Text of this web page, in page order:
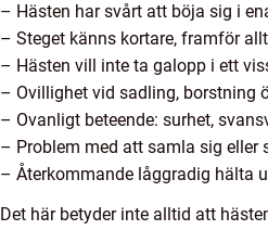
– Hästen har svårt att böja sig i
– Steget känns kortare, framför
– Hästen vill inte ta galopp i ett
– Ovillighet vid sadling, borstning
– Ovanligt beteende: surhet,
– Problem med att samla sig eller
– Återkommande låggradig hälta
Det här betyder inte alltid att